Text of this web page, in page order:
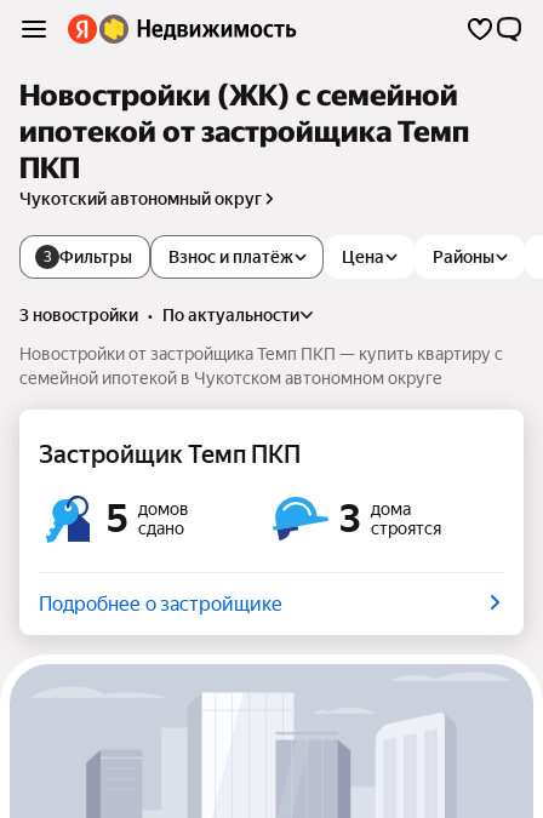
Новостройки (ЖК) с семейной
ипотекой от застройщика Темп
ПКП
Чукотский автономный округ
3 Фильтры Цена
Взнос и платёж Районы
3 новостройки •
по актуальности
Новостройки от застройщика Темп ПКП — купить квартиру с
семейной ипотекой в Чукотском автономном округе
Застройщик Темп ПКП
5
домов
сдано
3
дома
строятся
Подробнее о застройщике